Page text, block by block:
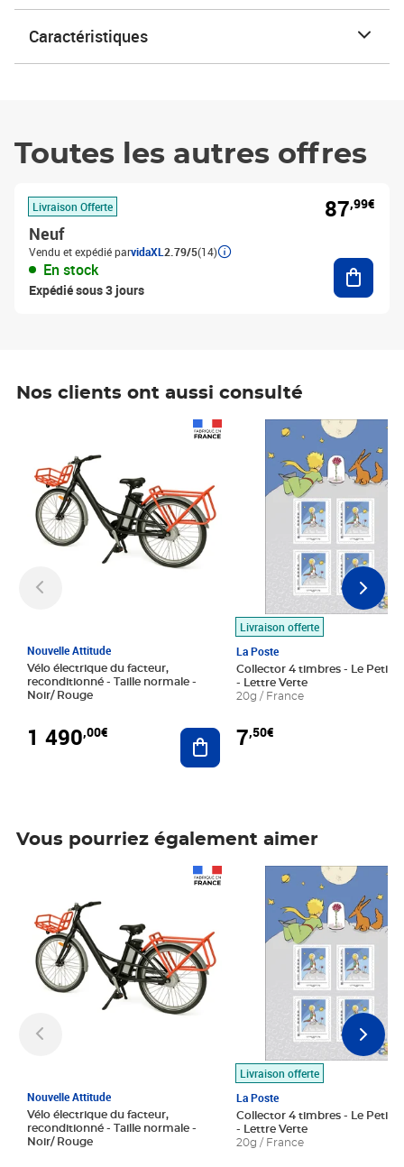
Caractéristiques
Toutes les autres offres
Livraison Offerte
Neuf
Vendu et expédié parvidaXL 2.79/5(14)
En stock
Expédié sous 3 jours
87,99€
Nos clients ont aussi consulté
Nouvelle Attitude
Vélo électrique du facteur,
reconditionné - Taille normale -
Noir/ Rouge
1 490,00€ Ajouter au panier
Livraison offerte
La Poste
Collector 4 timbres - Le Petit
- Lettre Verte
20g / France
7,50€
Prix 7,50€
Vous pourriez également aimer
Nouvelle Attitude
Vélo électrique du facteur,
reconditionné - Taille normale -
Noir/ Rouge
Livraison offerte
La Poste
Collector 4 timbres - Le Petit
- Lettre Verte
20g / France
Prix 7,50€